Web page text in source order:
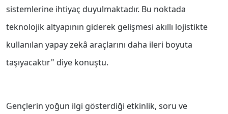
sistemlerine ihtiyaç duyulmaktadır. Bu noktada
teknolojik altyapının giderek gelişmesi akıllı lojistikte
kullanılan yapay zekâ araçlarını daha ileri boyuta
taşıyacaktır" diye konuştu.
Gençlerin yoğun ilgi gösterdiği etkinlik, soru ve